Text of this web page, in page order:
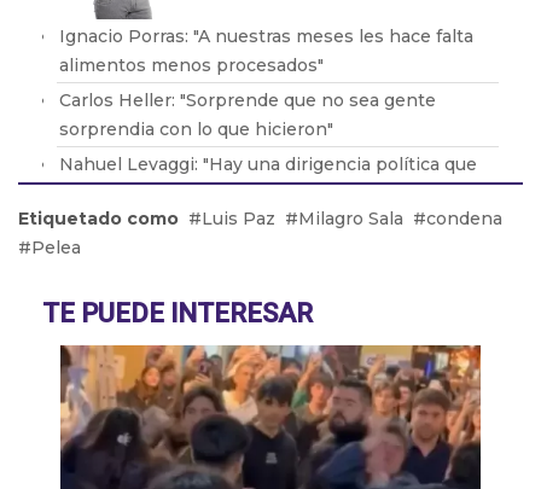
Ignacio Porras: "A nuestras meses les hace falta
alimentos menos procesados"
Carlos Heller: "Sorprende que no sea gente
sorprendia con lo que hicieron"
Nahuel Levaggi: "Hay una dirigencia política que
Manuel Gonzalo: "Argentina acompañaría la
dinámica general del BRICS"
corten con la intensidad de la nieve"
Etiquetado como Luis Paz Milagro Sala
condena
Pelea
TE PUEDE INTERESAR